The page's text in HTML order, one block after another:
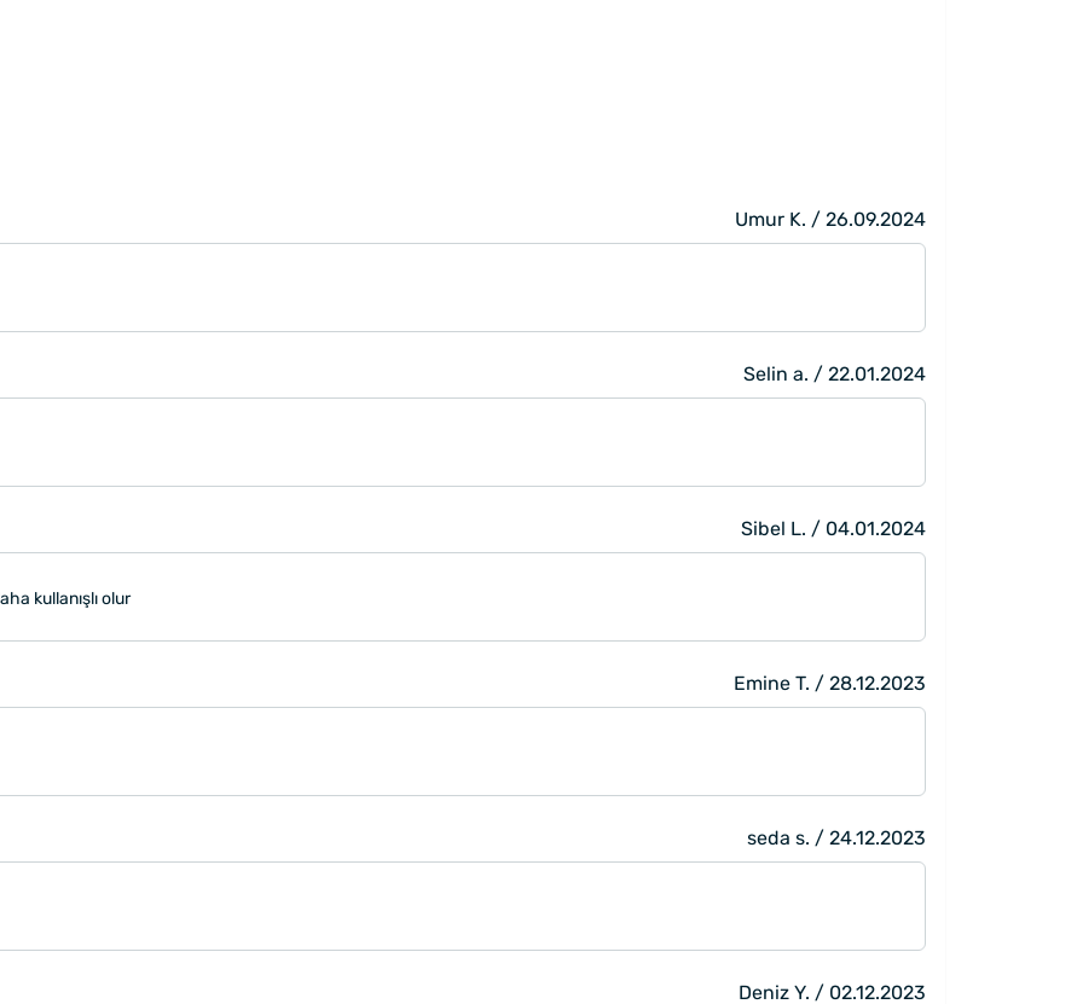
Umur K. / 26.09.2024
Selin a. / 22.01.2024
Sibel L. / 04.01.2024
kullanışlı olur
Emine T. / 28.12.2023
seda s. / 24.12.2023
Deniz Y. / 02.12.2023